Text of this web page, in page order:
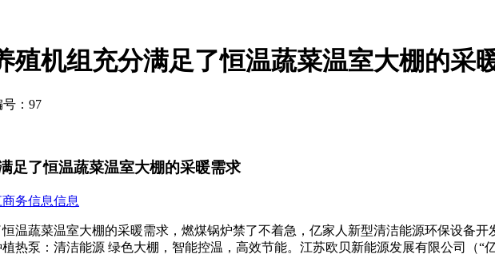
殖机组充分满足了恒温蔬菜温室大棚的采
：97
足了恒温蔬菜温室大棚的采暖需求
务信息信息
温蔬菜温室大棚的采暖需求，燃煤锅炉禁了不着急，亿家人新型清洁能源环保设备
热泵：清洁能源 绿色大棚，智能控温，高效节能。江苏欧贝新能源发展有限公司（“